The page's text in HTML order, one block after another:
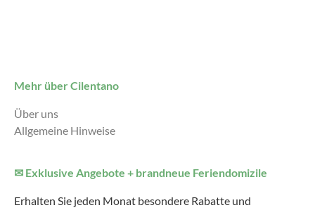
Mehr über Cilentano
Über uns
Allgemeine Hinweise
✉ Exklusive Angebote + brandneue Feriendomizile
Erhalten Sie jeden Monat besondere Rabatte und